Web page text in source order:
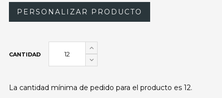
PERSONALIZAR PRODUCTO
CANTIDAD
La cantidad mínima de pedido para el producto es 12.